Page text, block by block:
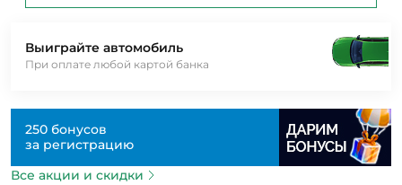
Выиграйте автомобиль
При оплате любой картой банка
250 бонусов
за регистрацию
Все акции и скидки